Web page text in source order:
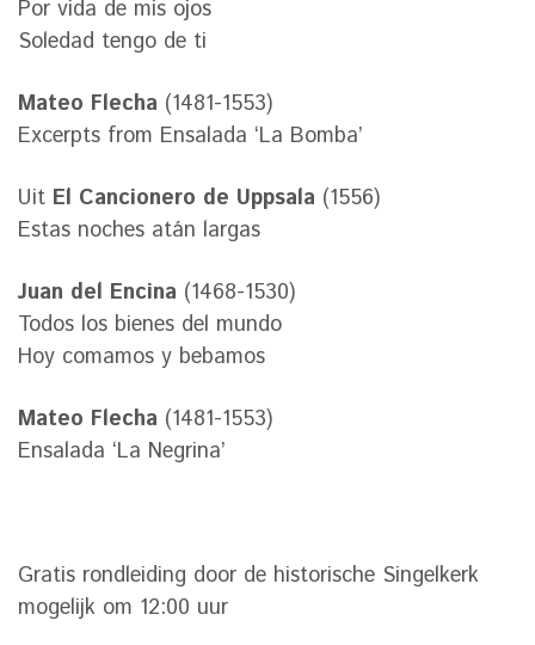
Por vida de mis ojos
Soledad tengo de ti
Mateo Flecha (1481-1553)
Excerpts from Ensalada ‘La Bomba’
Uit El Cancionero de Uppsala (1556)
Estas noches atán largas
Juan del Encina (1468-1530)
Todos los bienes del mundo
Hoy comamos y bebamos
Mateo Flecha (1481-1553)
Ensalada ‘La Negrina’
Gratis rondleiding door de historische Singelkerk
mogelijk om 12:00 uur